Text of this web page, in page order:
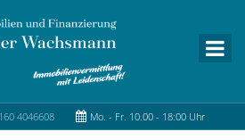
4046608 Mo. - Fr. 10.00 - 18:00 Uhr